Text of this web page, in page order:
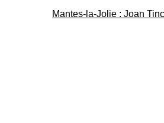
Mantes-la-Jolie : Joan